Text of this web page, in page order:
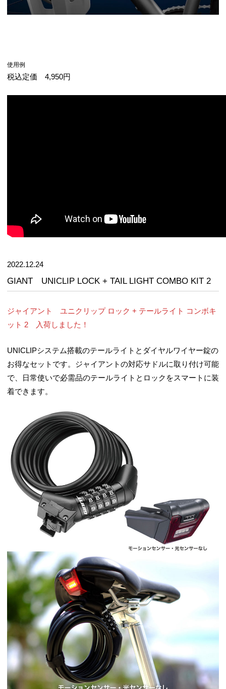
使用例
税込定価 4,950円
2022.12.24
GIANT UNICLIP LOCK + TAIL LIGHT COMBO KIT 2
ジャイアント ユニクリップ ロック + テールライト コンボキ
ット 2 入荷しました！
UNICLIPシステム搭載のテールライトとダイヤルワイヤー錠の
お得なセットです。ジャイアントの対応サドルに取り付け可能
で、日常使いで必需品のテールライトとロックをスマートに装
着できます。